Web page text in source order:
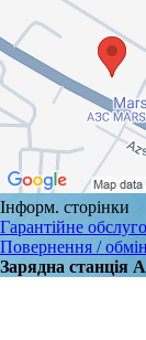
Інформ. сторінки
Гарантійне
Повернення /
Зарядна станція